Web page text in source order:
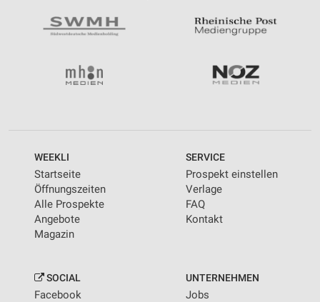
WEEKLI
Startseite
Öffnungszeiten
Alle Prospekte
Angebote
Magazin
SERVICE
Prospekt einstellen
Verlage
FAQ
Kontakt
SOCIAL
Facebook
UNTERNEHMEN
Jobs